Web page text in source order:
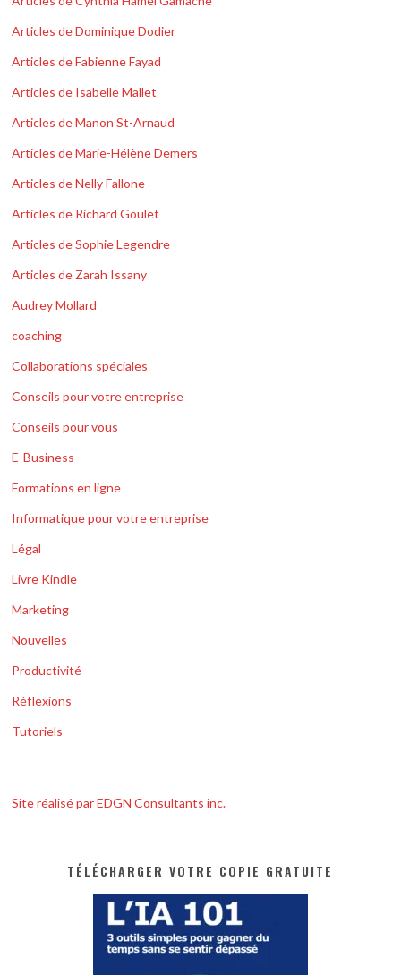
Articles de Dominique Dodier
Articles de Fabienne Fayad
Articles de Isabelle Mallet
Articles de Manon St-Arnaud
Articles de Marie-Hélène Demers
Articles de Nelly Fallone
Articles de Richard Goulet
Articles de Sophie Legendre
Articles de Zarah Issany
Audrey Mollard
coaching
Collaborations spéciales
Conseils pour votre entreprise
Conseils pour vous
E-Business
Formations en ligne
Informatique pour votre entreprise
Légal
Livre Kindle
Marketing
Nouvelles
Productivité
Réflexions
Tutoriels
Site réalisé par EDGN Consultants inc.
TÉLÉCHARGER VOTRE COPIE GRATUITE